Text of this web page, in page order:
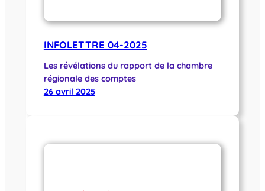
INFOLETTRE 04-2025
Les révélations du rapport de la chambre
régionale des comptes
26 avril 2025